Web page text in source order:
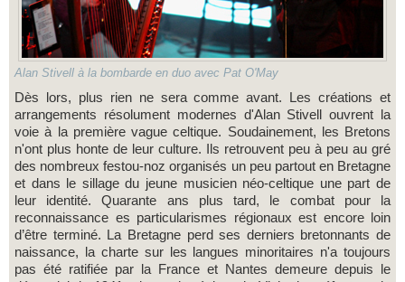
Alan Stivell à la bombarde en duo avec Pat O'May
Dès lors, plus rien ne sera comme avant. Les créations et
arrangements résolument modernes d'Alan Stivell ouvrent la
voie à la première vague celtique. Soudainement, les Bretons
n'ont plus honte de leur culture. Ils retrouvent peu à peu au gré
des nombreux festou-noz organisés un peu partout en Bretagne
et dans le sillage du jeune musicien néo-celtique une part de
leur identité. Quarante ans plus tard, le combat pour la
reconnaissance es particularismes régionaux est encore loin
d’être terminé. La Bretagne perd ses derniers bretonnants de
naissance, la charte sur les langues minoritaires n'a toujours
pas été ratifiée par la France et Nantes demeure depuis le